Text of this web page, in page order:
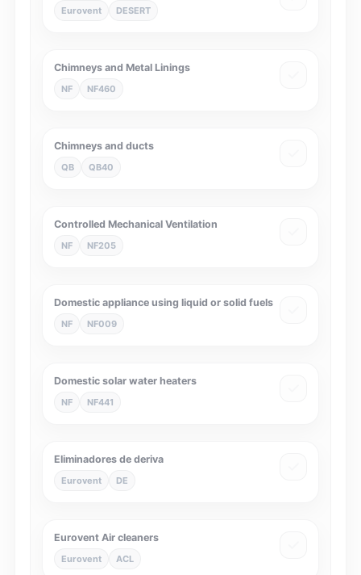
Eurovent DESERT
Chimneys and Metal Linings
NF NF460
Chimneys and ducts
QB QB40
Controlled Mechanical Ventilation
NF NF205
Domestic appliance using liquid or solid fuels
NF NF009
Domestic solar water heaters
NF NF441
Eliminadores de deriva
Eurovent DE
Eurovent Air cleaners
Eurovent ACL